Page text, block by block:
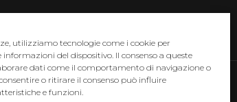
utilizziamo tecnologie come i cookie per
del dispositivo. Il consenso a queste
dati come il comportamento di navigazione o
o ritirare il consenso può influire
e funzioni.
- p.iva 03167460249